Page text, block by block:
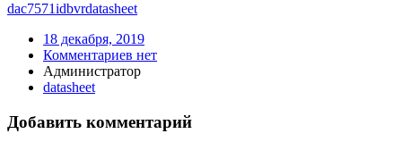
dac7571idbvrdatasheet
18 декабря, 2019
Комментариев нет
Администратор
datasheet
Добавить комментарий